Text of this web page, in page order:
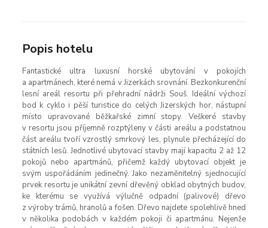
Popis hotelu
Fantastické ultra luxusní horské ubytování v pokojích
a apartmánech, které nemá v Jizerkách srovnání. Bezkonkurenční
lesní areál resortu při přehradní nádrži Souš. Ideální výchozí
bod k cyklo i pěší turistice do celých Jizerských hor, nástupní
místo upravované běžkařské zimní stopy. Veškeré stavby
v resortu jsou příjemně rozptýleny v části areálu a podstatnou
část areálu tvoří vzrostlý smrkový les, plynule přecházející do
státních lesů. Jednotlivé ubytovací stavby mají kapacitu 2 až 12
pokojů nebo apartmánů, přičemž každý ubytovací objekt je
svým uspořádáním jedinečný. Jako nezaměnitelný sjednocující
prvek resortu je unikátní zevní dřevěný obklad obytných budov,
ke kterému se využívá výlučně odpadní (palivové) dřevo
z výroby trámů, hranolů a fošen. Dřevo najdete spolehlivě hned
v několika podobách v každém pokoji či apartmánu. Nejenže